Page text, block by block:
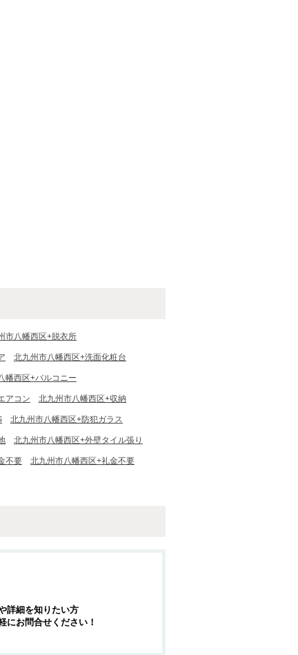
市八幡西区+脱衣所
北九州市八幡西区+洗面化粧台
幡西区+バルコニー
アコン 北九州市八幡西区+収納
北九州市八幡西区+防犯ガラス
北九州市八幡西区+外壁タイル張り
不要 北九州市八幡西区+礼金不要
詳細を知りたい方
にお問合せください！